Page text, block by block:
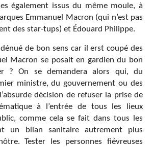
également issus du même moule, à
Emmanuel Macron (qui n’est pas
des star-tups) et Édouard Philippe.
de bon sens car il erst coupé des
Macron se posait en gardien du bon
? On se demandera alors qui, du
ministre, du gouvernement ou des
décision de refuser la prise de
à l’entrée de tous les lieux
comme cela se fait dans tous les
un bilan sanitaire autrement plus
Tester les personnes fiévreuses